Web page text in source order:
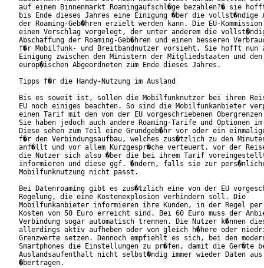
auf einem Binnenmarkt Roamingaufschl�ge bezahlen?� sie
bis Ende dieses Jahres eine Einigung �ber die vollst�ndige
der Roaming-Geb�hren erzielt werden kann. Die EU-
einen Vorschlag vorgelegt, der unter anderem die
Abschaffung der Roaming-Geb�hren und einen besseren
f�r Mobilfunk- und Breitbandnutzer vorsieht. Sie hofft nun
Einigung zwischen den Ministern der Mitgliedstaaten und den
europ�ischen Abgeordneten zum Ende dieses Jahres.
Tipps f�r die Handy-Nutzung im Ausland
Bis es soweit ist, sollen die Mobilfunknutzer bei ihren
EU noch einiges beachten. So sind die Mobilfunkanbieter
einen Tarif mit den von der EU vorgeschriebenen
Sie haben jedoch auch andere Roaming-Tarife und Optionen
Diese sehen zum Teil eine Grundgeb�hr vor oder ein
f�r den Verbindungsaufbau, welches zus�tzlich zu den
anf�llt und vor allem Kurzgespr�che verteuert. vor der
die Nutzer sich also �ber die bei ihrem Tarif
informieren und diese ggf. �ndern, falls sie zur
Mobilfunknutzung nicht passt.
Bei Datenroaming gibt es zus�tzlich eine von der EU
Regelung, die eine Kostenexplosion verhindern soll. Die
Mobilfunkanbieter informieren ihre Kunden, in der Regel per
Kosten von 50 Euro erreicht sind. Bei 60 Euro muss der
Verbindung sogar automatisch trennen. Die Nutzer k�nnen
allerdings aktiv aufheben oder von gleich h�here oder
Grenzwerte setzen. Dennoch empfiehlt es sich, bei den
Smartphones die Einstellungen zu pr�fen, damit die Ger�te
Auslandsaufenthalt nicht selbst�ndig immer wieder Daten aus
�bertragen.